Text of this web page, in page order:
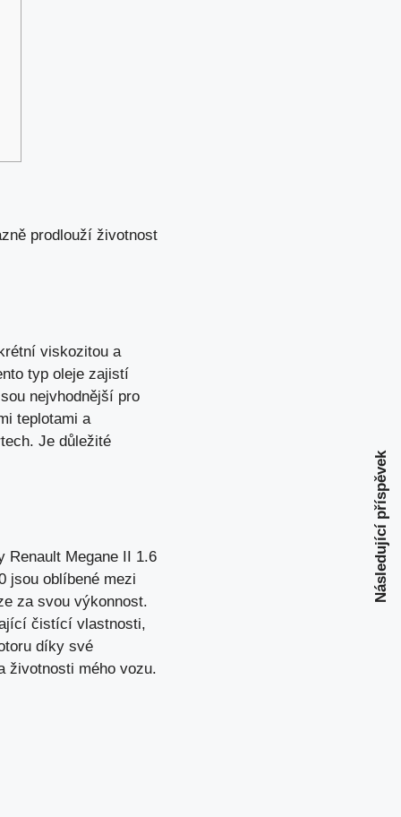
prodlouží životnost
viskozitou a
typ oleje zajistí
nejvhodnější pro
teplotami a
Je důležité
Renault Megane II 1.6
jsou oblíbené mezi
za svou výkonnost.
čistící vlastnosti,
díky své
životnosti mého vozu.
Následující příspěvek